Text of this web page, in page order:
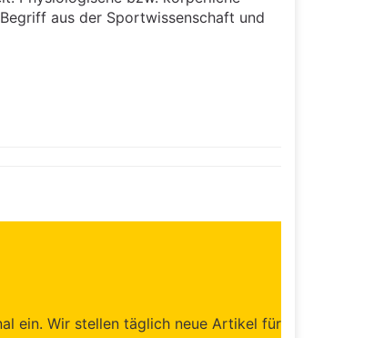
aus der Sportwissenschaft und
ein. Wir stellen täglich neue Artikel für